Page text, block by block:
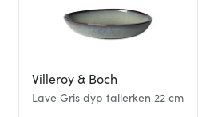
har gjort tilgjengelig for dem,
gjennom din bruk av
Villeroy & Boch
Lave Gris dyp tallerken 22 cm